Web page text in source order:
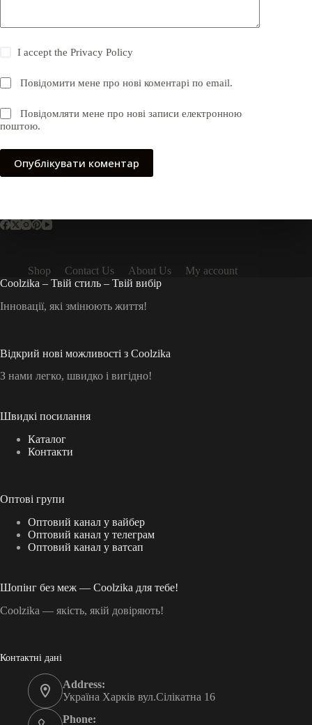
I accept thePrivacy Policy
Повідомити мене про нові коментарі по email.
Повідомляти мене про нові записи електронною
поштою.
Опублікувати коментар
Shop Contact Us About Us
My account
Coolzika – Твій стиль – Твій вибір
Інновації, які змінюють життя!
Відкрий нові можливості з Coolzika
З нами легко, швидко і вигідно!
Швидкі посилання
Каталог
Контакти
Оптові групи
Оптовий канал у вайбер
Оптовий канал у телеграм
Оптовий канал у ватсап
Шопінг без меж — Coolzika для тебе!
Coolzika — якість, якій довіряють!
Контактні дані
Address:
Україна Харків вул.Сілікатна 16
Phone: